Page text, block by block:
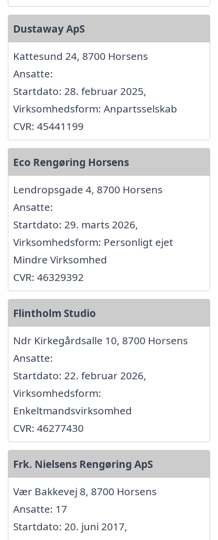
Dustaway ApS
Kattesund 24, 8700 Horsens
Ansatte:
Startdato: 28. februar 2025,
Virksomhedsform: Anpartsselskab
CVR: 45441199
Eco Rengøring Horsens
Lendropsgade 4, 8700 Horsens
Ansatte:
Startdato: 29. marts 2026,
Virksomhedsform: Personligt ejet
Mindre Virksomhed
CVR: 46329392
Flintholm Studio
Ndr Kirkegårdsalle 10, 8700 Horsens
Ansatte:
Startdato: 22. februar 2026,
Virksomhedsform:
Enkeltmandsvirksomhed
CVR: 46277430
Frk. Nielsens Rengøring ApS
Vær Bakkevej 8, 8700 Horsens
Ansatte: 17
Startdato: 20. juni 2017,